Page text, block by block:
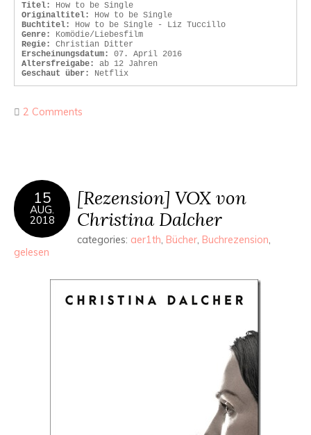
Titel:
Originaltitel:
Buchtitel:
Genre:
Regie:
Erscheinungsdatum:
Altersfreigabe:
Geschaut über:
Netflix
2 Comments
15
AUG.
2018
[Rezension] VOX von
Christina Dalcher
categories: aer1th, Bücher, Buchrezension,
gelesen